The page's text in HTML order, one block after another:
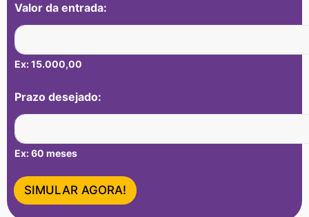
Valor da entrada:
Ex: 15.000,00
Prazo desejado:
Ex: 60 meses
SIMULAR AGORA!